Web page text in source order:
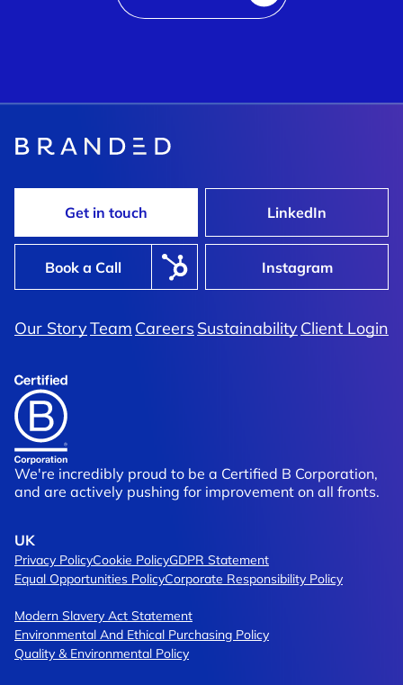
Get in touch LinkedIn
Book a Call Instagram
Our StoryTeam Careers SustainabilityClient Login
We're incredibly proud to be a Certified B Corporation,
and are actively pushing for improvement on all fronts.
UK
Privacy PolicyCookie PolicyGDPR Statement
Equal Opportunities PolicyCorporate Responsibility Policy
Modern Slavery Act Statement
Environmental And Ethical Purchasing Policy
Quality & Environmental Policy